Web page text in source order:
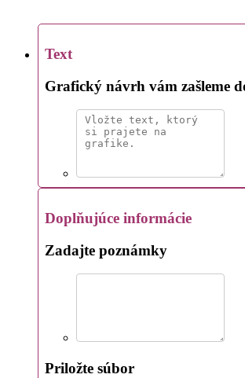
Text
Grafický návrh vám zašleme
Doplňujúce informácie
Zadajte poznámky
Priložte súbor